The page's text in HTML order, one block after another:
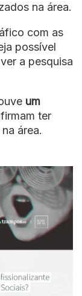
na área.
com as
possível
a pesquisa
um
ter
área.